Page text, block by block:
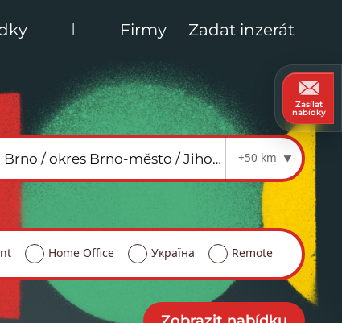
| Firmy Zadat inzerát
+50 km
Home Office Україна Remote
Zasílat
nabídky